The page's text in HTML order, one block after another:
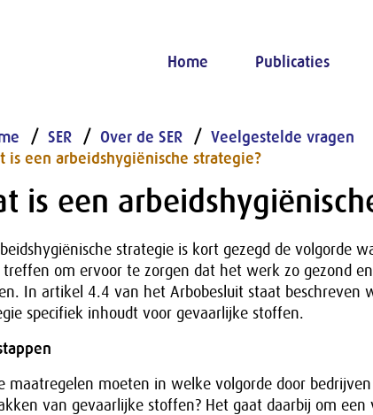
Home Publicaties
SER Over de SER
Veelgestelde vragen
is een arbeidshygiënische strategie?
is een
strategie is kort gezegd de volgorde
om ervoor te zorgen dat het werk zo gezond
In artikel 4.4 van het Arbobesluit staat beschreven
specifiek inhoudt voor gevaarlijke stoffen.
maatregelen moeten in welke volgorde door
van gevaarlijke stoffen? Het gaat daarbij om een